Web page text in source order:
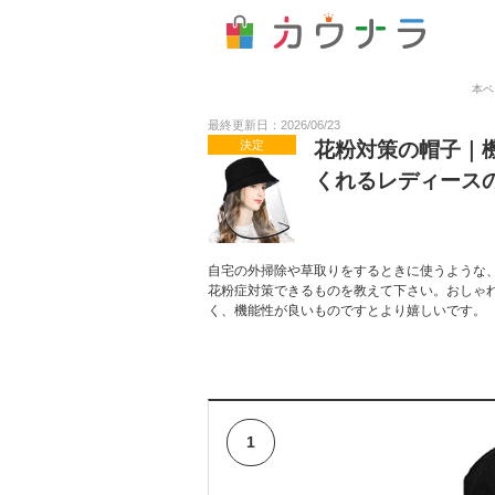
本
最終更新日：2026/06/23
決定
花粉対策の帽子｜
くれるレディース
自宅の外掃除や草取りをするときに使うよう
花粉症対策できるものを教えて下さい。おし
く、機能性が良いものですとより嬉しいです。
1